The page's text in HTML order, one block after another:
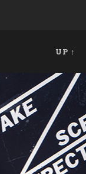
UP ↑